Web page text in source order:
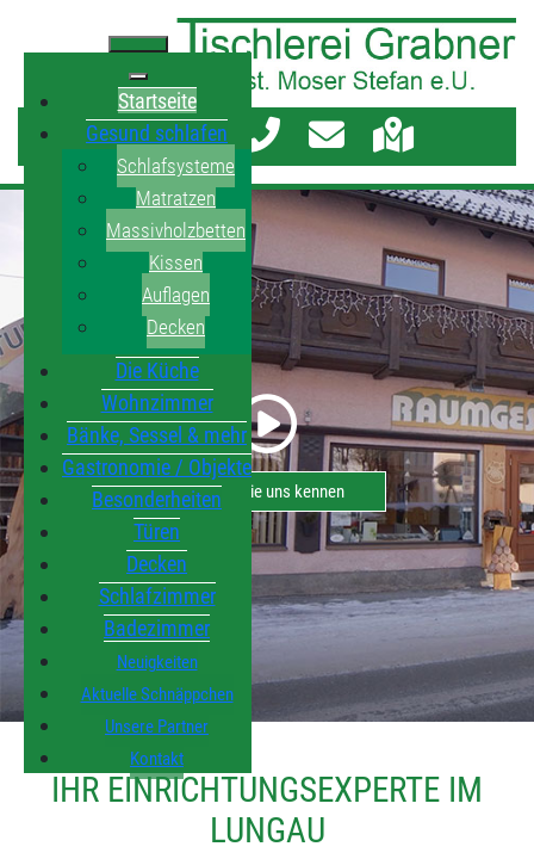
Startseite
Gesund schlafen
Schlafsysteme
Matratzen
Massivholzbetten
Kissen
Auflagen
Decken
Die Küche
Wohnzimmer
Bänke, Sessel & mehr
Gastronomie / Objekte
Besonderheiten
Türen
Decken
Schlafzimmer
Badezimmer
Neuigkeiten
Aktuelle Schnäppchen
Unsere Partner
Kontakt
Lernen Sie uns kennen
IHR EINRICHTUNGSEXPERTE IM
LUNGAU